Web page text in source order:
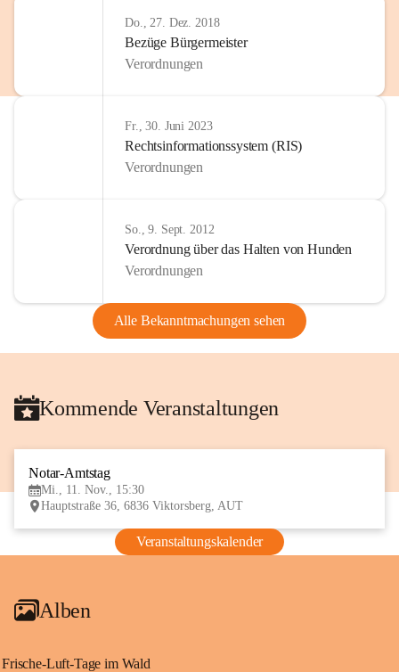
Do., 27. Dez. 2018
Bezüge Bürgermeister
Verordnungen
Fr., 30. Juni 2023
Rechtsinformationssystem (RIS)
Verordnungen
So., 9. Sept. 2012
Verordnung über das Halten von Hunden
Verordnungen
Alle Bekanntmachungen sehen
Kommende Veranstaltungen
Notar-Amtstag
Mi., 11. Nov., 15:30
Hauptstraße 36, 6836 Viktorsberg, AUT
Veranstaltungskalender
Alben
Frische-Luft-Tage im Wald